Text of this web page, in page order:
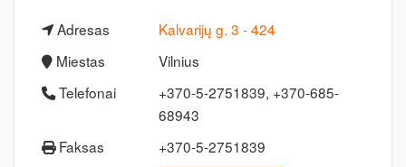
Adresas
Kalvarijų g. 3 - 424
Miestas
Vilnius
Telefonai
+370-5-2751839, +370-685-
68943
Faksas
+370-5-2751839